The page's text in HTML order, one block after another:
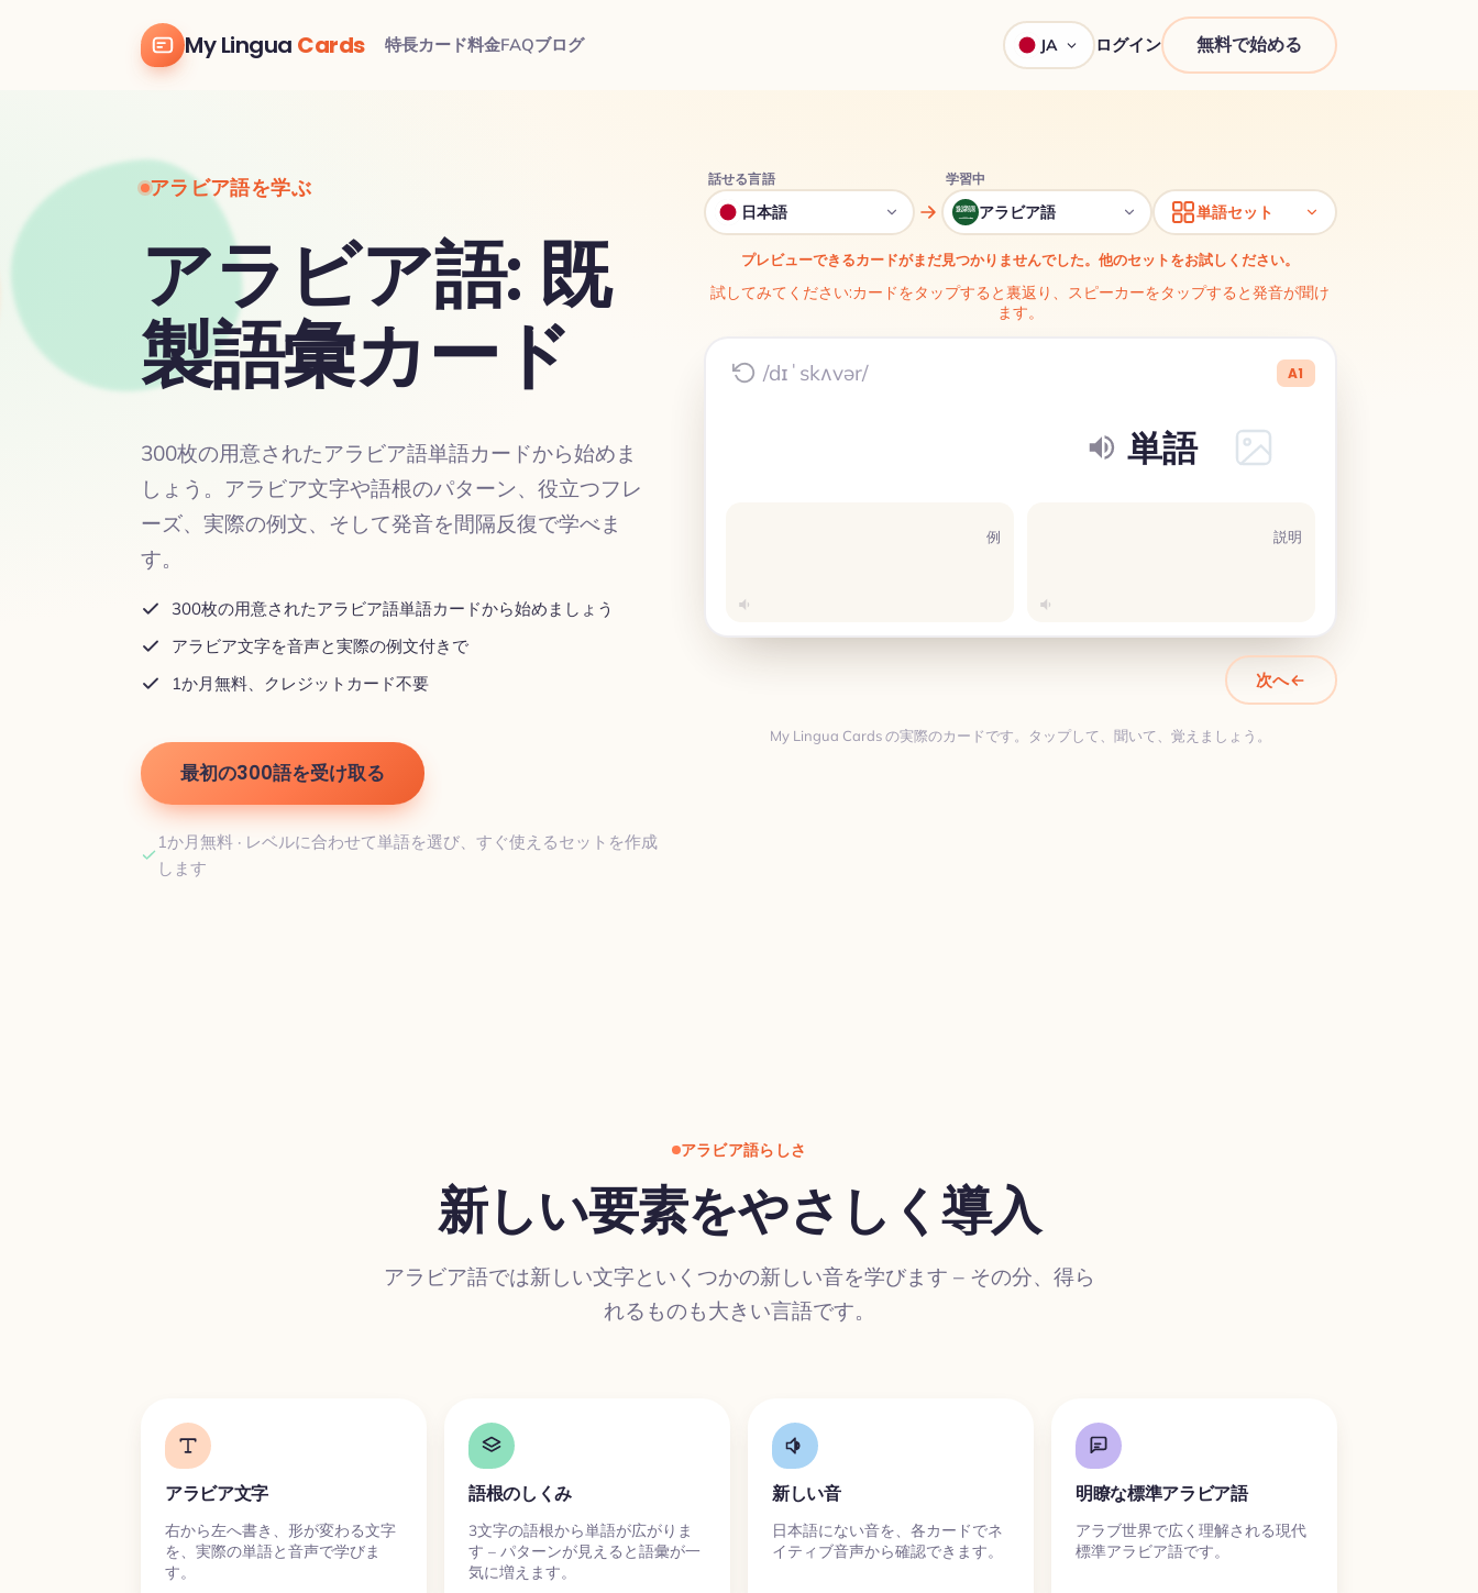
My Lingua Cards 特長カード料金FAQブログ JA ログイン 無料で始める
アラビア語を学ぶ
アラビア語: 既
製語彙カード
300枚の用意されたアラビア語単語カードから始めま
しょう。アラビア文字や語根のパターン、役立つフレ
ーズ、実際の例文、そして発音を間隔反復で学べま
す。
300枚の用意されたアラビア語単語カードから始めましょう
アラビア文字を音声と実際の例文付きで
1か月無料、クレジットカード不要
最初の300語を受け取る
1か月無料 · レベルに合わせて単語を選び、すぐ使えるセットを作成
します
話せる言語
日本語
学習中
アラビア語 単語セット
プレビューできるカードがまだ見つかりませんでした。他のセットをお試しください。
試してみてください:カードをタップすると裏返り、スピーカーをタップすると発音が聞け
ます。
A1
/dɪˈskʌvər/
単語
説明
例
次へ
My Lingua Cards の実際のカードです。タップして、聞いて、覚えましょう。
アラビア語らしさ
新しい要素をやさしく導入
アラビア語では新しい文字といくつかの新しい音を学びます – その分、得ら
れるものも大きい言語です。
アラビア文字
右から左へ書き、形が変わる文字
を、実際の単語と音声で学びま
す。
語根のしくみ
3文字の語根から単語が広がりま
す – パターンが見えると語彙が一
気に増えます。
新しい音
日本語にない音を、各カードでネ
イティブ音声から確認できます。
明瞭な標準アラビア語
アラブ世界で広く理解される現代
標準アラビア語です。